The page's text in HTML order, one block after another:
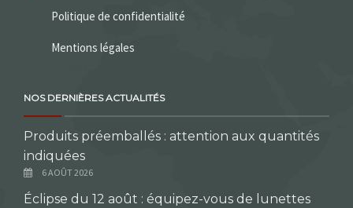
Politique de confidentialité
Mentions légales
NOS DERNIÈRES ACTUALITÉS
Produits préemballés : attention aux quantités
indiquées
6 AOÛT 2026
Éclipse du 12 août : équipez-vous de lunettes